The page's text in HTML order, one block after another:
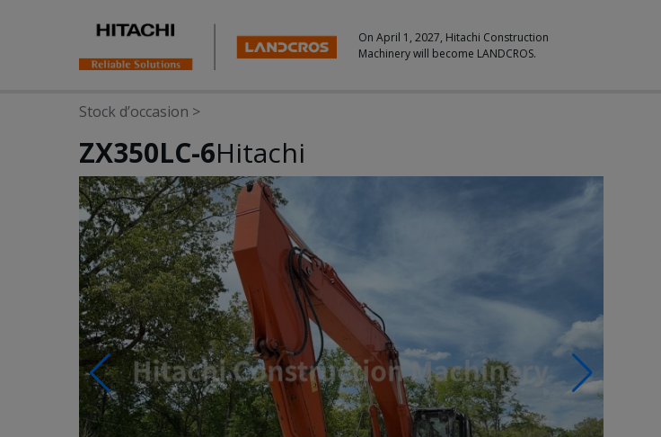
On April 1, 2027, Hitachi Construction
Machinery will become LANDCROS.
Stock d’occasion >
ZX350LC-6Hitachi
Photos & Videos